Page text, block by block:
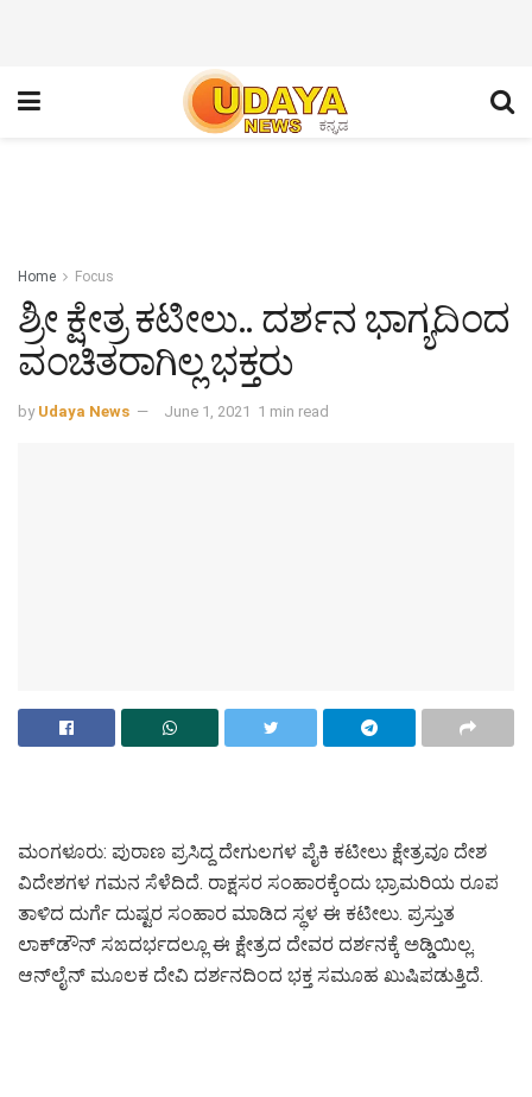
Home Focus
ಶ್ರೀ ಕ್ಷೇತ್ರ ಕಟೀಲು.. ದರ್ಶನ ಭಾಗ್ಯದಿಂದ
ವಂಚಿತರಾಗಿಲ್ಲ ಭಕ್ತರು
by Udaya News June 1, 2021 1 min read
ಮಂಗಳೂರು: ಪುರಾಣ ಪ್ರಸಿದ್ದ ದೇಗುಲಗಳ ಪೈಕಿ ಕಟೀಲು ಕ್ಷೇತ್ರವೂ ದೇಶ
ವಿದೇಶಗಳ ಗಮನ ಸೆಳೆದಿದೆ. ರಾಕ್ಷಸರ ಸಂಹಾರಕ್ಕೆಂದು ಭ್ರಾಮರಿಯ ರೂಪ
ತಾಳಿದ ದುರ್ಗೆ ದುಷ್ಟರ ಸಂಹಾರ ‌ಮಾಡಿದ ಸ್ಥಳ ಈ ಕಟೀಲು. ಪ್ರಸ್ತುತ
ಲಾಕ್‌ಡೌನ್ ಸಙದರ್ಭದಲ್ಲೂ ಈ ಕ್ಷೇತ್ರದ ದೇವರ ದರ್ಶನಕ್ಕೆ ಅಡ್ಡಿಯಿಲ್ಲ.
ಆನ್‌ಲೈನ್ ಮೂಲಕ ದೇವಿ ದರ್ಶನದಿಂದ ಭಕ್ತ ಸಮೂಹ ಖುಷಿಪಡುತ್ತಿದೆ.